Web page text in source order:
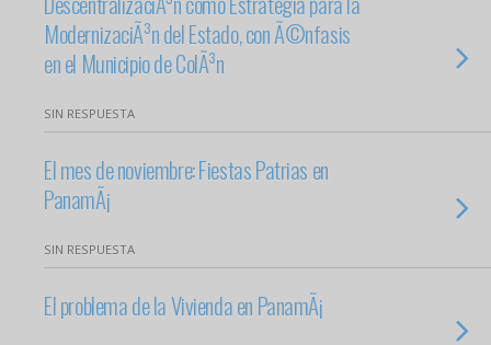
ModernizaciÃ³n del Estado, con Ã©nfasis
en el Municipio de ColÃ³n
SIN RESPUESTA
El mes de noviembre: Fiestas Patrias en
PanamÃ¡
SIN RESPUESTA
El problema de la Vivienda en PanamÃ¡